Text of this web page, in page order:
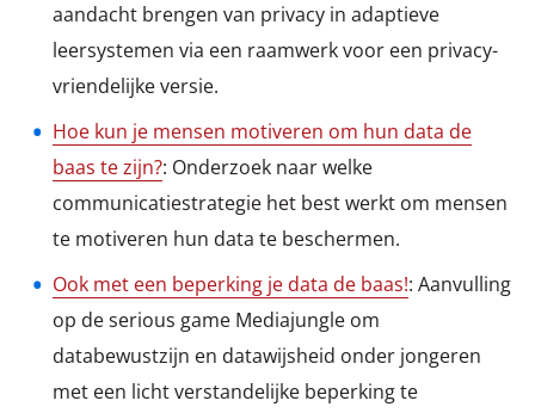
aandacht brengen van privacy in adaptieve
leersystemen via een raamwerk voor een privacy-
vriendelijke versie.
Hoe kun je mensen motiveren om hun data de
baas te zijn?: Onderzoek naar welke
communicatiestrategie het best werkt om mensen
te motiveren hun data te beschermen.
Ook met een beperking je data de baas!: Aanvulling
op de serious game Mediajungle om
databewustzijn en datawijsheid onder jongeren
met een licht verstandelijke beperking te